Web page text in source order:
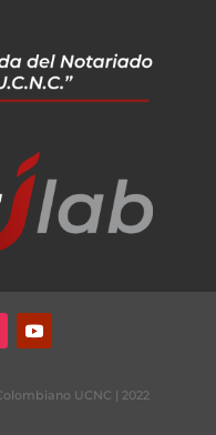
UCNC | 2022